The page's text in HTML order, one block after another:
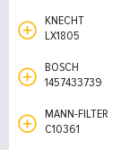
KNECHT
LX1805
BOSCH
1457433739
MANN-FILTER
C10361